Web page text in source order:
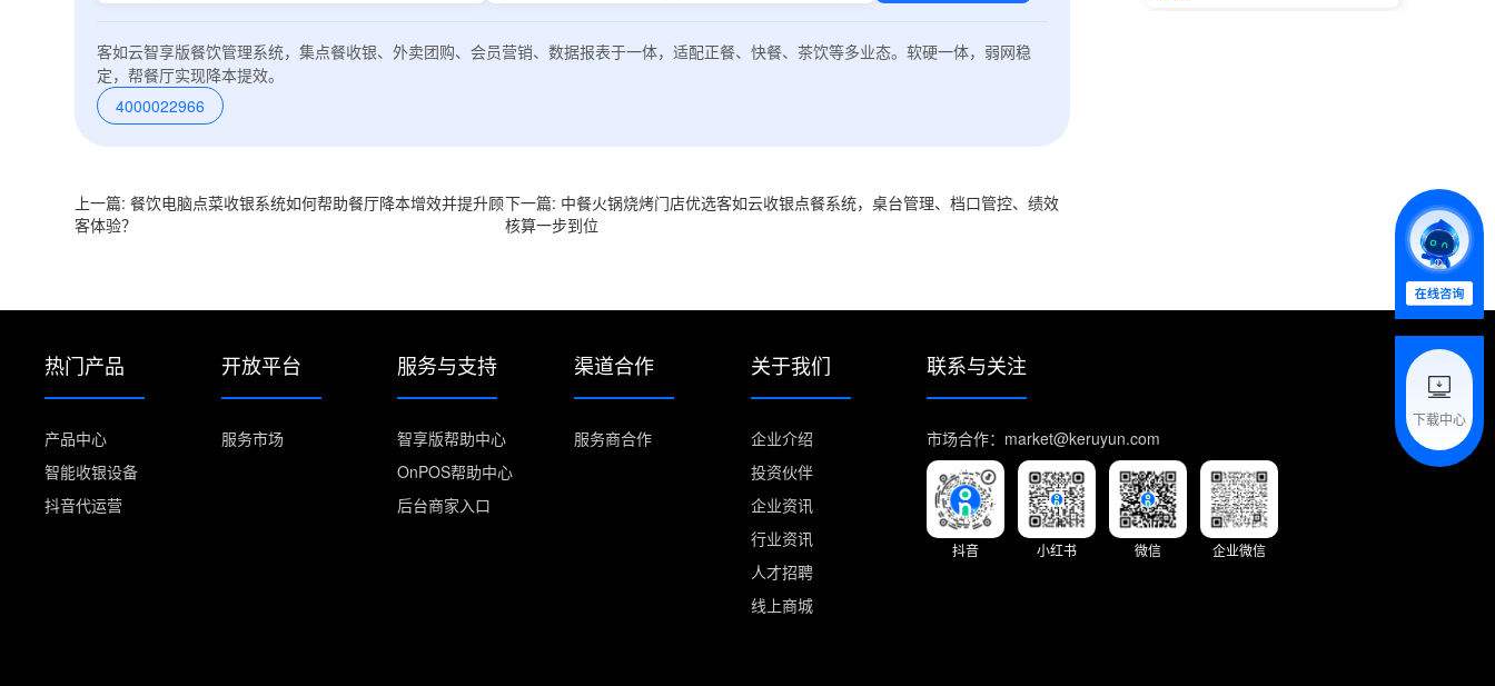
客如云智享版餐饮管理系统，集点餐收银、外卖团购、会员营销、数据报表于一体，适配正餐、快餐、茶饮等多业态。软硬一体，弱网稳
定，帮餐厅实现降本提效。
4000022966
上一篇: 餐饮电脑点菜收银系统如何帮助餐厅降本增效并提升顾
客体验？
下一篇: 中餐火锅烧烤门店优选客如云收银点餐系统，桌台管理、档口管控、绩效
核算一步到位
热门产品
产品中心
智能收银设备
抖音代运营
开放平台
服务市场
服务与支持
智享版帮助中心
OnPOS帮助中心
后台商家入口
渠道合作
服务商合作
关于我们
企业介绍
投资伙伴
企业资讯
行业资讯
人才招聘
线上商城
联系与关注
市场合作：market@keruyun.com
抖音 小红书 微信 企业微信
下载中心